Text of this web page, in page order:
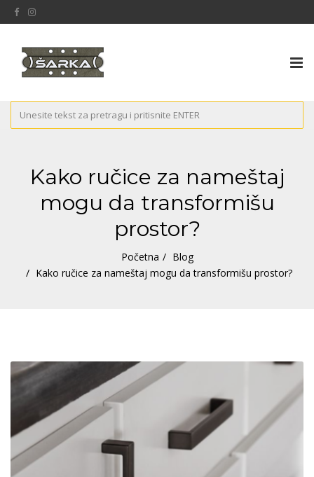
Kako ručice za nameštaj
mogu da transformišu
prostor?
Početna
Blog
Kako ručice za nameštaj mogu da transformišu prostor?